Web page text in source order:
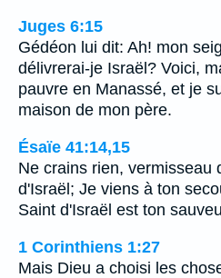
Juges 6:15
Gédéon lui dit: Ah! mon
délivrerai-je Israël? Voici,
pauvre en Manassé, et je
maison de mon père.
Ésaïe 41:14,15
Ne crains rien, vermisseau
d'Israël; Je viens à ton
Saint d'Israël est ton
1 Corinthiens 1:27
Mais Dieu a choisi les